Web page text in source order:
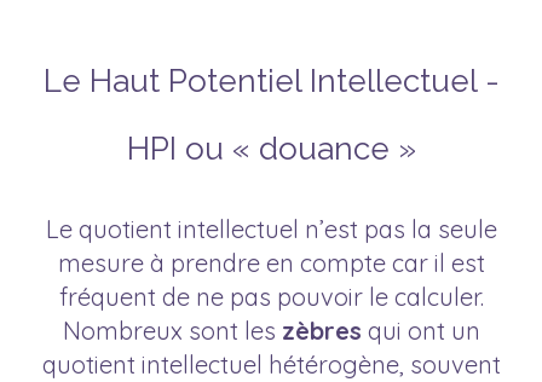
Le Haut Potentiel Intellectuel -
HPI ou « douance »
Le quotient intellectuel n’est pas la seule
mesure à prendre en compte car il est
fréquent de ne pas pouvoir le calculer.
Nombreux sont les zèbres qui ont un
quotient intellectuel hétérogène, souvent